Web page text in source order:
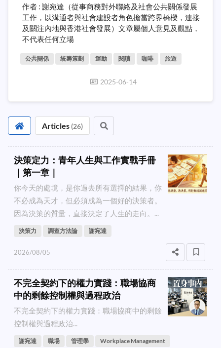
作者 : 謝宛達（從事商務對外聯絡及社會公共關係發展
工作，以溝通者與社會建設者角色擔當跨界橋樑，連接
及關注內地與香港社會發展）文章屬個人意見及觀點，
不代表任何立場
公共關係 統籌策劃 運動 閱讀 咖啡 旅遊
2025-06-14
Articles(26)
決策定力：青年人生與工作實戰手冊
｜第一章｜
你今天的處境，是你過去所有選擇的結果，你
不必成為天才，但必須成為一個好的決策者。
因為決策的質量，直接決定了人生的走向。...
決策力 調查方法論 謝宛達
2026/08/05
不完全契約下的權力實踐：職場協商
中的剩餘控制權與過程政治
不完全契約下的權力實踐：職場協商中的剩餘
控制權與過程政治...
謝宛達 職場 管理學 Workplace Management